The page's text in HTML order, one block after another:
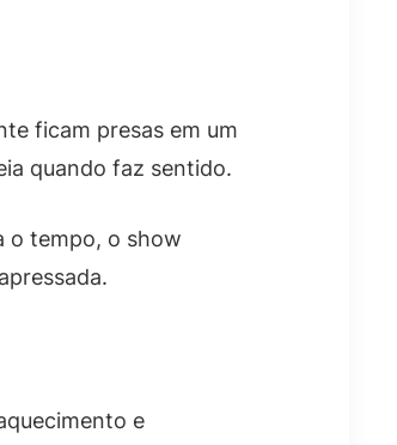
ficam presas em um
quando faz sentido.
o tempo, o show
e